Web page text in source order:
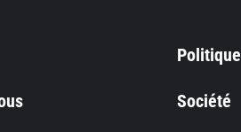
Politique
Société